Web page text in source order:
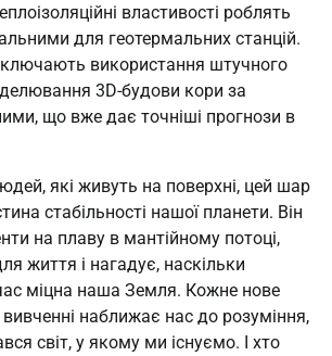
властивості роблять
для геотермальних станцій.
використання штучного
3D-будови кори за
що вже дає точніші прогнози в
які живуть на поверхні, цей шар
стабільності нашої планети. Він
на плаву в мантійному потоці,
життя і нагадує, наскільки
міцна наша Земля. Кожне нове
вивченні наближає нас до розуміння,
світ, у якому ми існуємо. І хто